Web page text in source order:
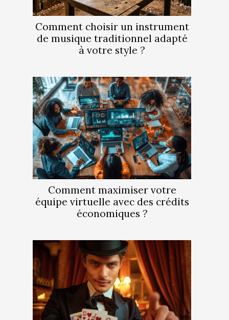
Comment choisir un instrument
de musique traditionnel adapté
à votre style ?
Comment maximiser votre
équipe virtuelle avec des crédits
économiques ?